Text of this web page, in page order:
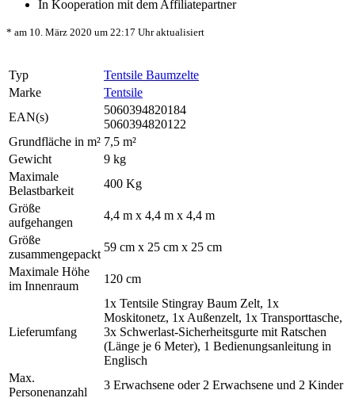
In Kooperation mit dem Affiliatepartner
* am 10. März 2020 um 22:17 Uhr aktualisiert
Typ
Tentsile Baumzelte
Marke
Tentsile
EAN(s)
5060394820184
5060394820122
Grundfläche in m² 7,5 m²
Gewicht
9 kg
Maximale
Belastbarkeit
400 Kg
Größe
aufgehangen
4,4 m x 4,4 m x 4,4 m
Größe
zusammengepackt
59 cm x 25 cm x 25 cm
Maximale Höhe
im Innenraum
120 cm
Lieferumfang
1x Tentsile Stingray Baum Zelt, 1x
Moskitonetz, 1x Außenzelt, 1x Transporttasche,
3x Schwerlast-Sicherheitsgurte mit Ratschen
(Länge je 6 Meter), 1 Bedienungsanleitung in
Englisch
Max.
Personenanzahl
3 Erwachsene oder 2 Erwachsene und 2 Kinder